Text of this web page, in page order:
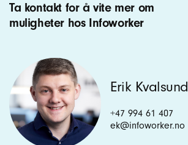
Ta kontakt for å vite mer om
muligheter hos Infoworker
Erik Kvalsund
+47 994 61 407
ek@infoworker.no